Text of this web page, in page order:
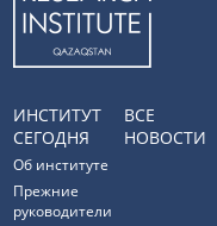
ИНСТИТУТ
СЕГОДНЯ
Об институте
Прежние
руководители
ВСЕ
НОВОСТИ